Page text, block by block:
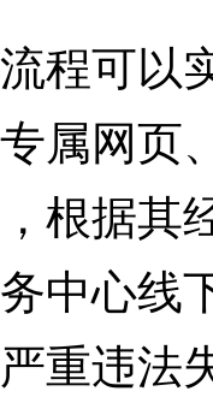
可以
属网页
根据其
中心线
重违法